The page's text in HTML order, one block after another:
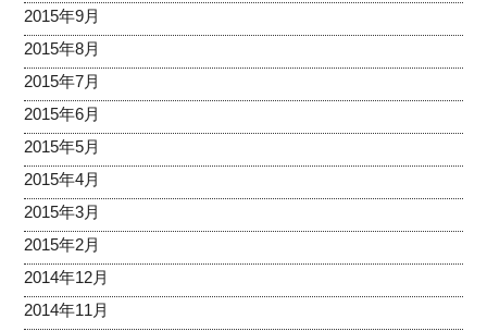
2015年9月
2015年8月
2015年7月
2015年6月
2015年5月
2015年4月
2015年3月
2015年2月
2014年12月
2014年11月